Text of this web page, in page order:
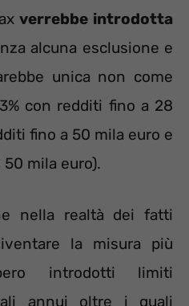
verrebbe introdotta
alcuna esclusione e
unica non come
con redditi fino a 28
fino a 50 mila euro e
mila euro).
nella realtà dei fatti
la misura più
introdotti limiti
annui oltre i quali